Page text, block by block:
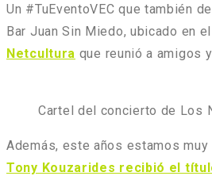
Un #TuEventoVEC que también
Bar Juan Sin Miedo, ubicado en
Netcultura que reunió a amigos
Cartel del concierto de Los
Además, este años estamos
Tony Kouzarides recibió el